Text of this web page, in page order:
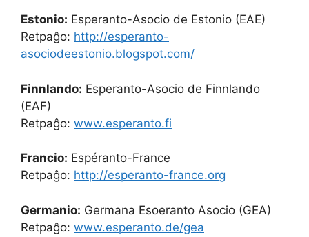
Estonio: Esperanto-Asocio de Estonio (EAE)
Retpaĝo: http://esperanto-
asociodeestonio.blogspot.com/
Finnlando: Esperanto-Asocio de Finnlando
(EAF)
Retpaĝo: www.esperanto.fi
Francio: Espéranto-France
Retpaĝo: http://esperanto-france.org
Germanio: Germana Esoeranto Asocio (GEA)
Retpaĝo: www.esperanto.de/gea